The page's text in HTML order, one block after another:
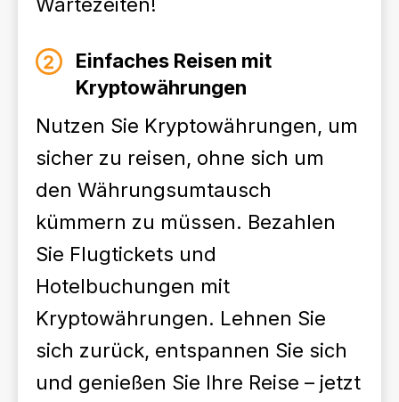
Einfaches Reisen mit
Kryptowährungen
Nutzen Sie Kryptowährungen, um
sicher zu reisen, ohne sich um
den Währungsumtausch
kümmern zu müssen. Bezahlen
Sie Flugtickets und
Hotelbuchungen mit
Kryptowährungen. Lehnen Sie
sich zurück, entspannen Sie sich
und genießen Sie Ihre Reise – jetzt